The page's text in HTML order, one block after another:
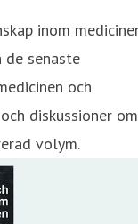
inom
senaste
och
diskussioner om
volym.